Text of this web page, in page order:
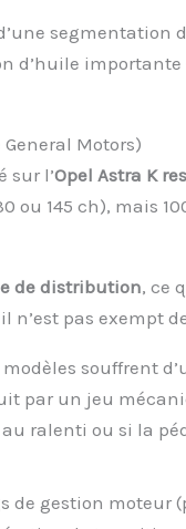
segmentation
importante
General Motors)
sur l’Opel Astra K
ou 145 ch), mais
de distribution, ce
pas exempt
souffrent
par un jeu
ralenti ou si la
de gestion moteur